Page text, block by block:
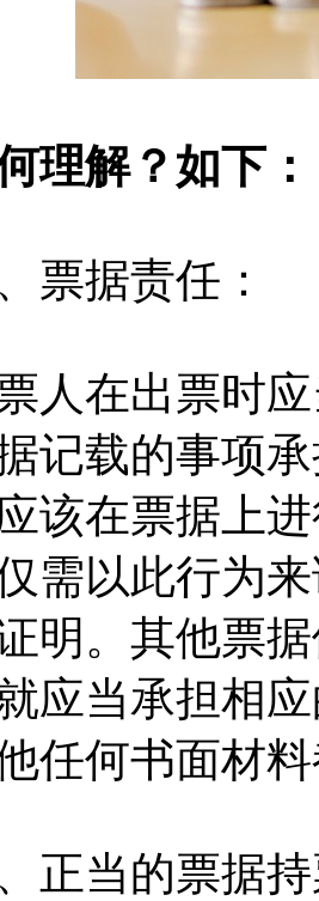
解？如下：
据责任：
在出票时应
记载的事项
该在票据上
需以此行为
明。其他票
应当承担相
任何书面材
当的票据持